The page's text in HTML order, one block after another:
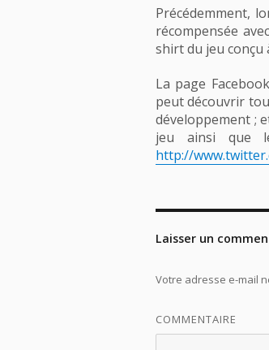
Précédemment,
récompensée
shirt du jeu conçu
La page
peut découvrir
développement ;
jeu ainsi que
http://
Laisser un
Votre adresse e-mail
COMMENTAIRE